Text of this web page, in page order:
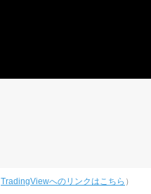
TradingViewへのリンクはこちら ）